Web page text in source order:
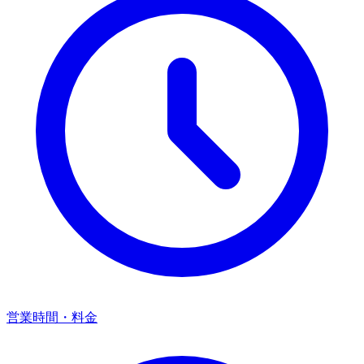
営業時間・料金